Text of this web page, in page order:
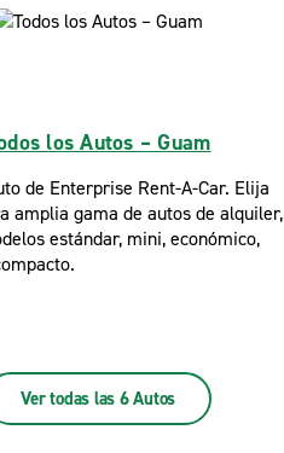
los Autos – Guam
de Enterprise Rent-A-Car. Elija
amplia gama de autos de alquiler,
estándar, mini, económico,
Ver todas las 6 Autos